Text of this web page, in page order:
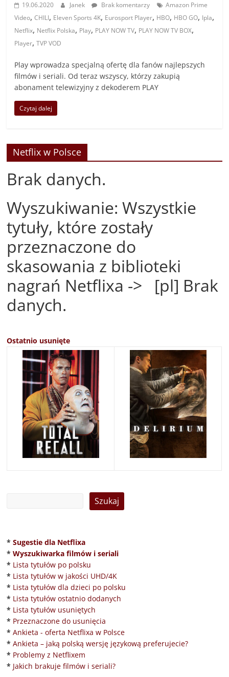
19.06.2020 Janek Brak komentarzy
Amazon Prime
Video,CHILI, Eleven Sports 4K, Eurosport Player, HBO, HBO GO, Ipla,
Netflix, Netflix Polska, Play, PLAY NOW TV, PLAY NOW TV BOX,
Player,TVP VOD
Play wprowadza specjalną ofertę dla fanów najlepszych
filmów i seriali. Od teraz wszyscy, którzy zakupią
abonament telewizyjny z dekoderem PLAY
Czytaj dalej
Netflix w Polsce
Brak danych.
Wyszukiwanie: Wszystkie
tytuły, które zostały
przeznaczone do
skasowania z biblioteki
nagrań Netflixa -> [pl] Brak
danych.
Ostatnio usunięte
* Sugestie dla Netflixa
* Wyszukiwarka filmów i seriali
* Lista tytułów po polsku
* Lista tytułów w jakości UHD/4K
* Lista tytułów dla dzieci po polsku
* Lista tytułów ostatnio dodanych
* Lista tytułów usuniętych
* Przeznaczone do usunięcia
* Ankieta - oferta Netflixa w Polsce
* Ankieta – jaką polską wersję językową preferujecie?
* Problemy z Netflixem
* Jakich brakuje filmów i seriali?